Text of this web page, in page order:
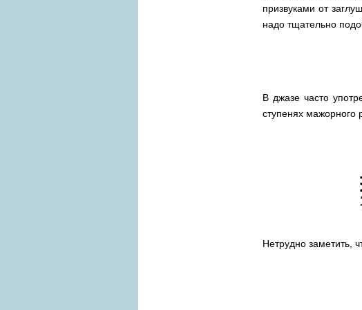
призвуками от
надо тщательно
В джазе часто
ступенях мажорного
Нетрудно заметить,